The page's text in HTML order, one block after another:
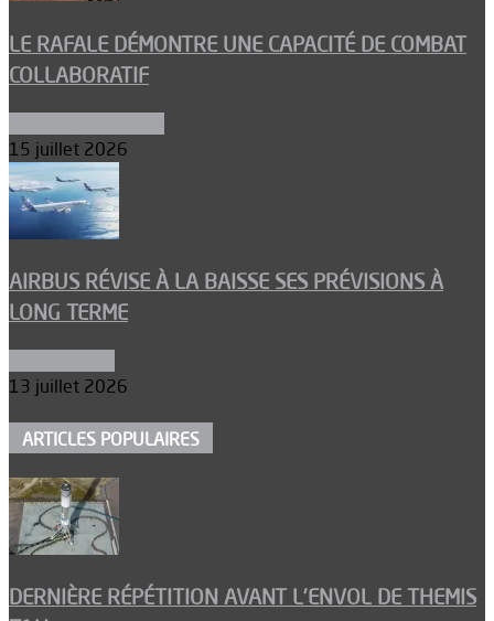
LE RAFALE DÉMONTRE UNE CAPACITÉ DE COMBAT
COLLABORATIF
15 juillet 2026
AIRBUS RÉVISE À LA BAISSE SES PRÉVISIONS À
LONG TERME
13 juillet 2026
ARTICLES POPULAIRES
DERNIÈRE RÉPÉTITION AVANT L’ENVOL DE THEMIS